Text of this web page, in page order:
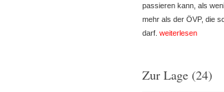
passieren kann, als
mehr als der ÖVP, die
darf. weiterlesen
Zur Lage (24)